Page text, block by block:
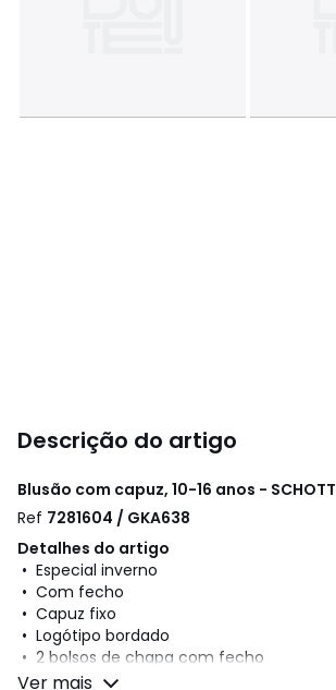
Descrição do artigo
Blusão com capuz, 10-16 anos - SCHOTT
Ref 7281604 / GKA638
Detalhes do artigo
• Especial inverno
• Com fecho
• Capuz fixo
• Logótipo bordado
• 2 bolsos de chapa com fecho
• 2 bolsos no interior
Ver mais